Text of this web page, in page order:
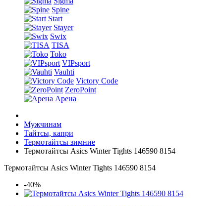
Spine
Start
Stayer
Swix
TISA
Toko
VIPsport
Vauhti
Victory Code
ZeroPoint
Арена
Мужчинам
Тайтсы, капри
Термотайтсы зимние
Термотайтсы Asics Winter Tights 146590 8154
Термотайтсы Asics Winter Tights 146590 8154
-40%